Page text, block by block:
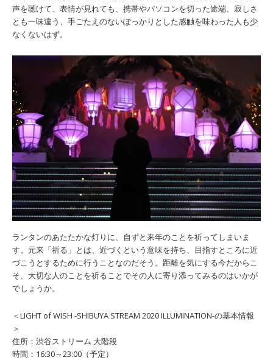
声を聴けて、表情が見れても、携帯やパソコンを切った途端、寂しさ
とも一味違う、手ごたえのないぽっかりとした感触を味わった人も少
なくないはず。
ランタンのあたたかな灯りに、自ずと来年のことを祈ってしまいま
す。元来「祈る」とは、近づくという意味を持ち、目指すところに近
づこうとするために行うことなのだそう。距離を気にする今だからこ
そ、大切な人のことを祈ることでその人に寄り添ってみるのはいかが
でしょうか。
＜LIGHT of WISH -SHIBUYA STREAM 2020 ILLUMINATION-の基本情報
＞
住所：渋谷ストリーム 大階段
時間：16:30～23:00（予定）